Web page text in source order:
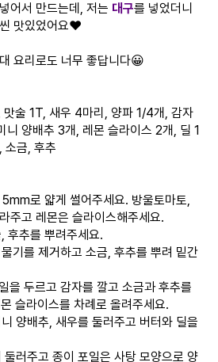
어서 만드는데, 저는 대구를 넣었더니
맛있었어요❤️
요리로도 너무 좋답니다😀
술 1T, 새우 4마리, 양파 1/4개, 감자
니 양배추 3개, 레몬 슬라이스 2개, 딜 1
소금, 후추
로 얇게 썰어주세요. 방울토마토,
주고 레몬은 슬라이스해주세요.
후추를 뿌려주세요.
기를 제거하고 소금, 후추를 뿌려 밑간
을 두르고 감자를 깔고 소금과 후추를
슬라이스를 차례로 올려주세요.
양배추, 새우를 둘러주고 버터와 딜을
러주고 종이 포일은 사탕 모양으로 양